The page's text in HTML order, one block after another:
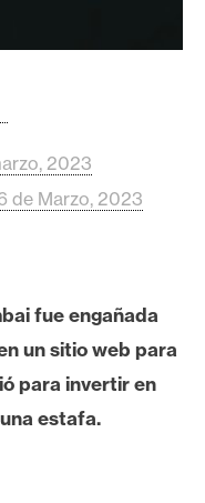
2023
de Marzo, 2023
fue engañada
un sitio web para
para invertir en
estafa.